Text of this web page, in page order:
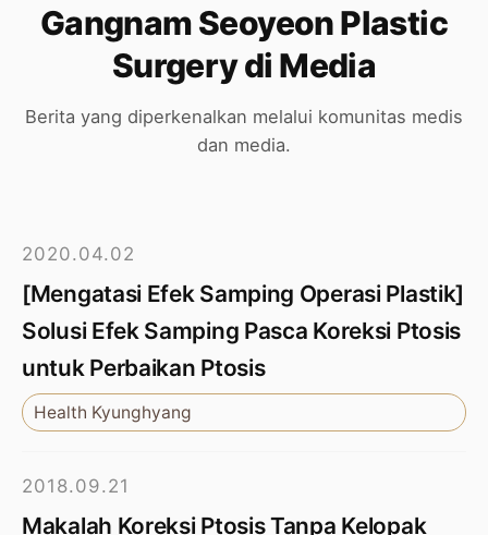
Gangnam Seoyeon Plastic
Surgery di Media
Berita yang diperkenalkan melalui komunitas medis
dan media.
2020.04.02
[Mengatasi Efek Samping Operasi Plastik]
Solusi Efek Samping Pasca Koreksi Ptosis
untuk Perbaikan Ptosis
Health Kyunghyang
2018.09.21
Makalah Koreksi Ptosis Tanpa Kelopak